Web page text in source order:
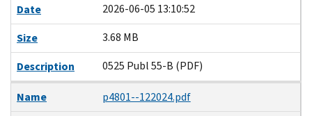
Date
2026-06-05 13:10:52
Size
3.68 MB
Description
0525 Publ 55-B (PDF)
Name
p4801--122024.pdf